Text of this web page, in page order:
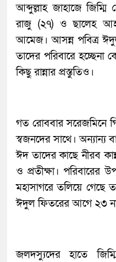
আব্দুল্লাহ জাহাজে
রাজু (২৭) ও ছালেহ
আমেজ। আসন্ন পবিত্র
তাদের পরিবারে হচ্ছেনা
কিছু রান্নার প্রস্তুতিও।
গত রোববার সরেজমিনে
স্বজনদের সাথে।
ঈদ তাদের কাছে নীরব
ও প্রতীক্ষা। পরিবারের
মহাসাগরে তলিয়ে গেছে
ঈদুল ফিতরের আগে ২৩
জলদস্যুদের হাতে